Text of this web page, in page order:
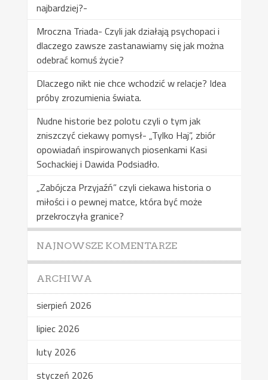
najbardziej?-
Mroczna Triada- Czyli jak działają psychopaci i
dlaczego zawsze zastanawiamy się jak można
odebrać komuś życie?
Dlaczego nikt nie chce wchodzić w relacje? Idea
próby zrozumienia świata.
Nudne historie bez polotu czyli o tym jak
zniszczyć ciekawy pomysł- „Tylko Haj”, zbiór
opowiadań inspirowanych piosenkami Kasi
Sochackiej i Dawida Podsiadło.
„Zabójcza Przyjaźń” czyli ciekawa historia o
miłości i o pewnej matce, która być może
przekroczyła granice?
NAJNOWSZE KOMENTARZE
ARCHIWA
sierpień 2026
lipiec 2026
luty 2026
styczeń 2026